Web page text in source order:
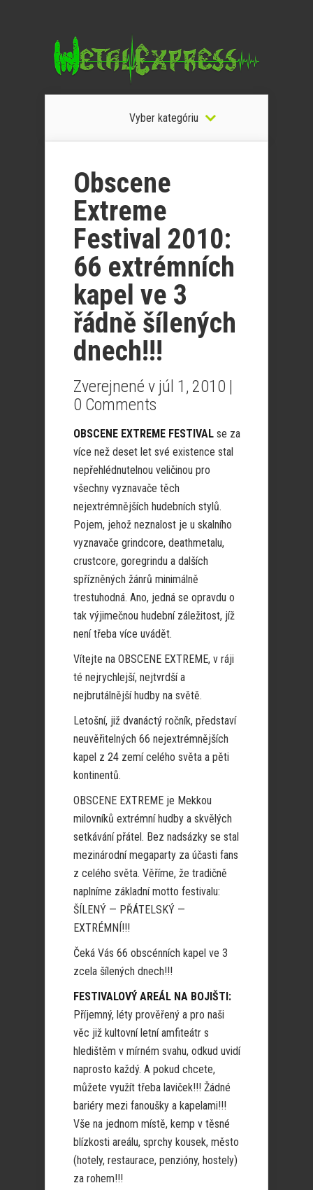
Vyber kategóriu
Obscene
Extreme
Festival 2010:
66 extrémních
kapel ve 3
řádně šílených
dnech!!!
Zverejnené v júl 1, 2010 |
0 Comments
OBSCENE EXTREME FESTIVAL se za
více než deset let své existence stal
nepřehlédnutelnou veličinou pro
všechny vyznavače těch
nejextrémnějších hudebních stylů.
Pojem, jehož neznalost je u skalního
vyznavače grindcore, deathmetalu,
crustcore, goregrindu a dalších
spřízněných žánrů minimálně
trestuhodná. Ano, jedná se opravdu o
tak výjimečnou hudební záležitost, jíž
není třeba více uvádět.
Vítejte na OBSCENE EXTREME, v ráji
té nejrychlejší, nejtvrdší a
nejbrutálnější hudby na světě.
Letošní, již dvanáctý ročník, představí
neuvěřitelných 66 nejextrémnějších
kapel z 24 zemí celého světa a pěti
kontinentů.
OBSCENE EXTREME je Mekkou
milovníků extrémní hudby a skvělých
setkávání přátel. Bez nadsázky se stal
mezinárodní megaparty za účasti fans
z celého světa. Věříme, že tradičně
naplníme základní motto festivalu:
ŠÍLENÝ — PŘÁTELSKÝ —
EXTRÉMNÍ!!!
Čeká Vás 66 obscénních kapel ve 3
zcela šílených dnech!!!
FESTIVALOVÝ AREÁL NA BOJIŠTI:
Příjemný, léty prověřený a pro naši
věc již kultovní letní amfiteátr s
hledištěm v mírném svahu, odkud uvidí
naprosto každý. A pokud chcete,
můžete využít třeba laviček!!! Žádné
bariéry mezi fanoušky a kapelami!!!
Vše na jednom místě, kemp v těsné
blízkosti areálu, sprchy kousek, město
(hotely, restaurace, penzióny, hostely)
za rohem!!!